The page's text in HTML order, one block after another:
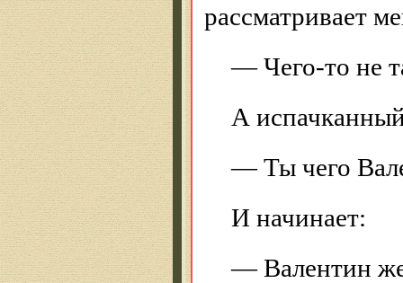
рассматривает
— Чего-то не
А
— Ты чего
И начинает:
— Валентин